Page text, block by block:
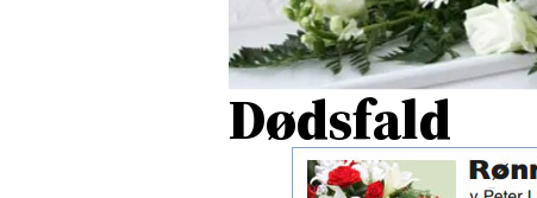
Dødsfald